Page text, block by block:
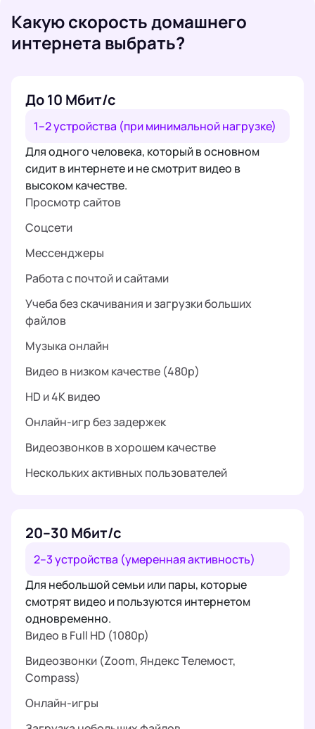
Какую скорость домашнего
интернета выбрать?
До 10 Мбит/с
1–2 устройства (при минимальной нагрузке)
Для одного человека, который в основном
сидит в интернете и не смотрит видео в
высоком качестве.
Просмотр сайтов
Соцсети
Мессенджеры
Работа с почтой и сайтами
Учеба без скачивания и загрузки больших
файлов
Музыка онлайн
Видео в низком качестве (480p)
HD и 4K видео
Онлайн-игр без задержек
Видеозвонков в хорошем качестве
Нескольких активных пользователей
20–30 Мбит/с
2–3 устройства (умеренная активность)
Для небольшой семьи или пары, которые
смотрят видео и пользуются интернетом
одновременно.
Видео в Full HD (1080p)
Видеозвонки (Zoom, Яндекс Телемост,
Compass)
Онлайн-игры